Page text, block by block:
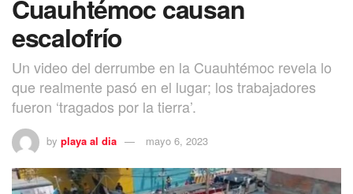
Cuauhtémoc causan
escalofrío
Un video del derrumbe en la Cuauhtémoc revela lo
que realmente pasó en el lugar; los trabajadores
fueron ‘tragados por la tierra’.
by playa al dia mayo 6, 2023